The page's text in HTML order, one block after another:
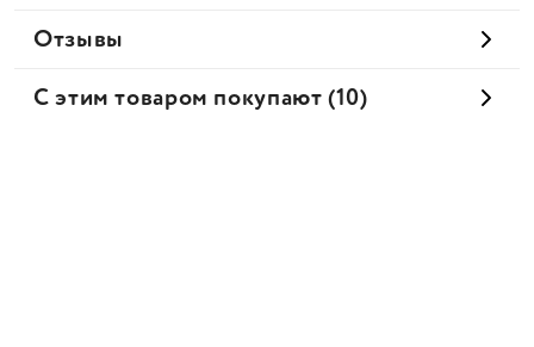
Отзывы
С этим товаром покупают (10)